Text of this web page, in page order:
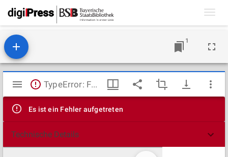
1
Mirador
Viewer
TypeError: Failed to fetch
Es ist ein Fehler aufgetreten
Technische Details